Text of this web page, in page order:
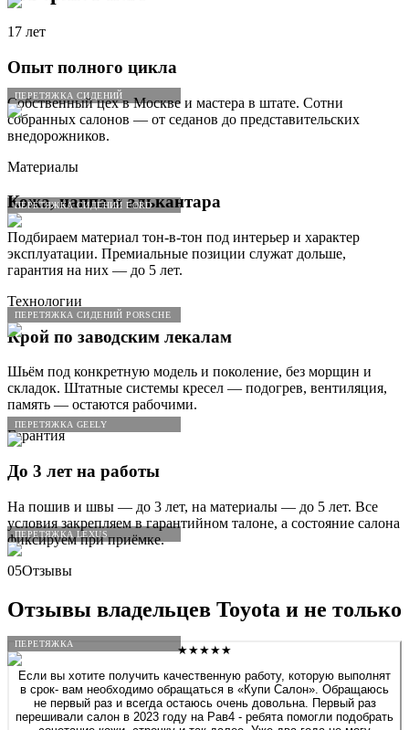
ПЕРЕТЯЖКА СИДЕНИЙ
ПЕРЕТЯЖКА СИДЕНИЙ FORD
ПЕРЕТЯЖКА СИДЕНИЙ PORSCHE
ПЕРЕТЯЖКА GEELY
ПЕРЕТЯЖКА LEXUS
ПЕРЕТЯЖКА
17 лет
Опыт полного цикла
Собственный цех в Москве и мастера в штате. Сотни
собранных салонов — от седанов до представительских
внедорожников.
Материалы
Кожа, наппа и алькантара
Подбираем материал тон-в-тон под интерьер и характер
эксплуатации. Премиальные позиции служат дольше,
гарантия на них — до 5 лет.
Технологии
Крой по заводским лекалам
Шьём под конкретную модель и поколение, без морщин и
складок. Штатные системы кресел — подогрев, вентиляция,
память — остаются рабочими.
Гарантия
До 3 лет на работы
На пошив и швы — до 3 лет, на материалы — до 5 лет. Все
условия закрепляем в гарантийном талоне, а состояние салона
фиксируем при приёмке.
05Отзывы
Отзывы владельцев Toyota и не только
★★★★★
Если вы хотите получить качественную работу, которую выполнят
в срок- вам необходимо обращаться в «Купи Салон». Обращаюсь
не первый раз и всегда остаюсь очень довольна. Первый раз
перешивали салон в 2023 году на Рав4 - ребята помогли подобрать